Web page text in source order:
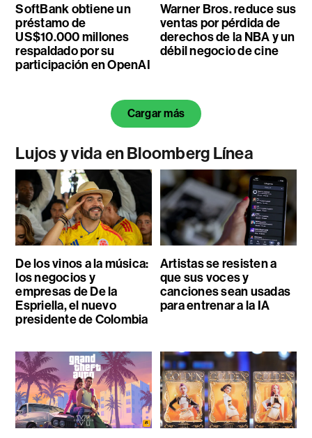
SoftBank obtiene un
préstamo de
US$10.000 millones
respaldado por su
participación en OpenAI
Warner Bros. reduce sus
ventas por pérdida de
derechos de la NBA y un
débil negocio de cine
Cargar más
Lujos y vida en Bloomberg Línea
De los vinos a la música:
los negocios y
empresas de De la
Espriella, el nuevo
presidente de Colombia
Artistas se resisten a
que sus voces y
canciones sean usadas
para entrenar a la IA